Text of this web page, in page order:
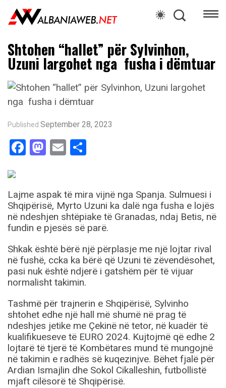
Shtohen “hallet” për Sylvinhon,
Uzuni largohet nga fusha i dëmtuar
Published September 28, 2023
Facebook
Mastodon
Email
Lajme aspak të mira vijnë nga Spanja. Sulmuesi i
Shqipërisë, Myrto Uzuni ka dalë nga fusha e lojës
në ndeshjen shtëpiake të Granadas, ndaj Betis, në
fundin e pjesës së parë.
Shkak është bërë një përplasje me një lojtar rival
në fushë, ccka ka bërë që Uzuni të zëvendësohet,
pasi nuk është ndjerë i gatshëm për të vijuar
normalisht takimin.
Tashmë për trajnerin e Shqipërisë, Sylvinho
shtohet edhe një hall më shumë në prag të
ndeshjes jetike me Çekinë në tetor, në kuadër të
kualifikueseve të EURO 2024. Kujtojmë që edhe 2
lojtarë të tjerë të Kombëtares mund të mungojnë
në takimin e radhës së kuqezinjve. Bëhet fjalë për
Ardian Ismajlin dhe Sokol Cikalleshin, futbollistë
mjaft cilësorë të Shqipërisë.